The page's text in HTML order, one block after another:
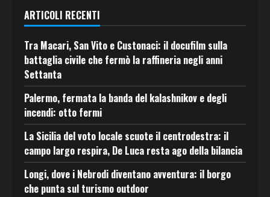
ARTICOLI RECENTI
Tra Macari, San Vito e Custonaci: il docufilm sulla
battaglia civile che fermò la raffineria negli anni
Settanta
Palermo, fermata la banda del kalashnikov e degli
incendi: otto fermi
La Sicilia del voto locale scuote il centrodestra: il
campo largo respira, De Luca resta ago della bilancia
Longi, dove i Nebrodi diventano avventura: il borgo
che punta sul turismo outdoor